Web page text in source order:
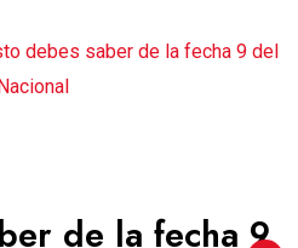
debes saber de la fecha 9 del
de la fecha 9